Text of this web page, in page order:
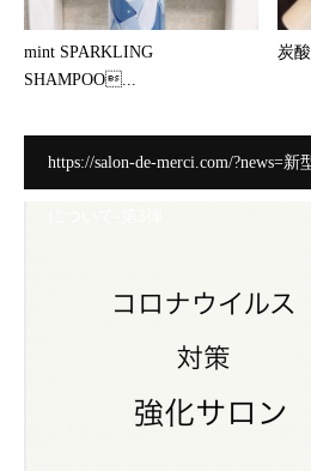
mint SPARKLING
SHAMPOO...
炭
https://salon-de-merci.com/?news=